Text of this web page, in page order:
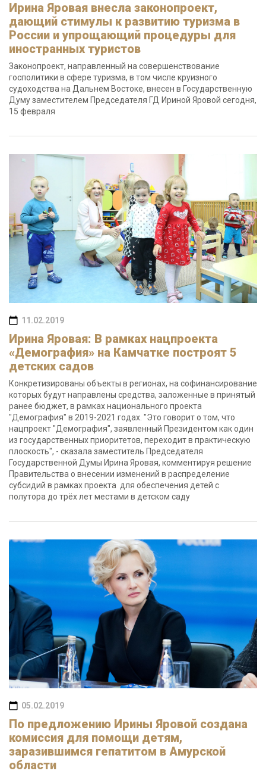
Ирина Яровая внесла законопроект,
дающий стимулы к развитию туризма в
России и упрощающий процедуры для
иностранных туристов
Законопроект, направленный на совершенствование
госполитики в сфере туризма, в том числе круизного
судоходства на Дальнем Востоке, внесен в Государственную
Думу заместителем Председателя ГД Ириной Яровой сегодня,
15 февраля
11.02.2019
Ирина Яровая: В рамках нацпроекта
«Демография» на Камчатке построят 5
детских садов
Конкретизированы объекты в регионах, на софинансирование
которых будут направлены средства, заложенные в принятый
ранее бюджет, в рамках национального проекта
"Демография" в 2019-2021 годах. "Это говорит о том, что
нацпроект "Демография", заявленный Президентом как один
из государственных приоритетов, переходит в практическую
плоскость", - сказала заместитель Председателя
Государственной Думы Ирина Яровая, комментируя решение
Правительства о внесении изменений в распределение
субсидий в рамках проекта для обеспечения детей с
полутора до трёх лет местами в детском саду
05.02.2019
По предложению Ирины Яровой создана
комиссия для помощи детям,
заразившимся гепатитом в Амурской
области